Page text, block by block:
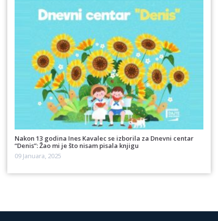
Nakon 13 godina Ines Kavalec se izborila za Dnevni centar
“Denis”: Žao mi je što nisam pisala knjigu
09 Januara, 2025